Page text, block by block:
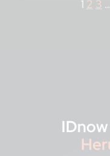
1 2 3 …